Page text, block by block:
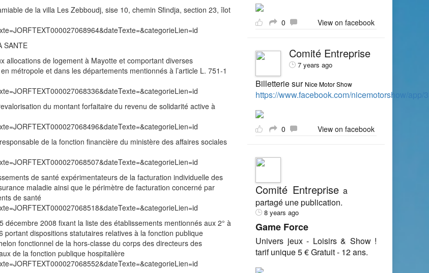
de la villa Les Zebboudj, sise 10, chemin Sfindja, section 23, îlot
SANTE
allocations de logement à Mayotte et comportant diverses
métropole et dans les départements mentionnés à l’article L. 751-1
du montant forfaitaire du revenu de solidarité active à
de la fonction financière du ministère des affaires sociales
de santé expérimentateurs de la facturation individuelle des
maladie ainsi que le périmètre de facturation concerné par
de santé
décembre 2008 fixant la liste des établissements mentionnés aux 2° à
portant dispositions statutaires relatives à la fonction publique
fonctionnel de la hors-classe du corps des directeurs des
de la fonction publique hospitalière
0 View on facebook
Comité Entreprise
7 years ago
Billetterie sur Nice Motor Show
https://www.facebook.com/nicemotorshow/app/
0 View on facebook
Comité Entreprisea
partagé une publication.
8 years ago
Game Force
Univers jeux - Loisirs & Show !
tarif unique 5 € Gratuit - 12 ans.